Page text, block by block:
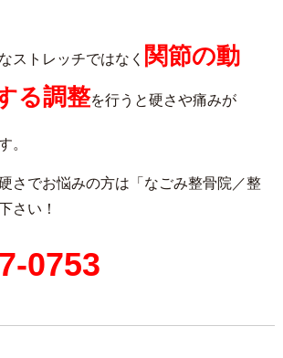
ストレッチではなく 関節の動
る調整を行うと硬さや痛みが
。
さでお悩みの方は「なごみ整骨院／整
さい！
0753